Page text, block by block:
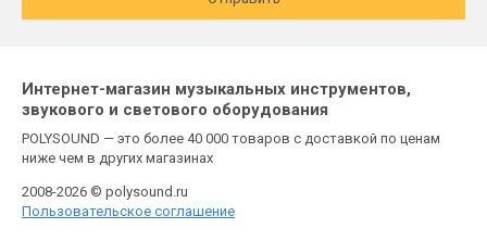
Интернет-магазин музыкальных инструментов,
звукового и светового оборудования
POLYSOUND — это более 40 000 товаров с доставкой по ценам
ниже чем в других магазинах
2008-2026 © polysound.ru
Пользовательское соглашение